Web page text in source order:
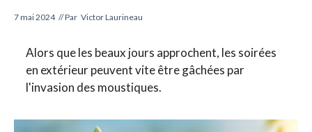
7 mai 2024 // Par Victor Laurineau
Alors que les beaux jours approchent, les soirées
en extérieur peuvent vite être gâchées par
l'invasion des moustiques.